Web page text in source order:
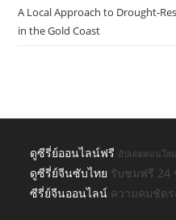
A Local Approach to Drought-
in the Gold Coast
ดูซีรี่ย์ออนไลน์ฟรี อัปเดตตอนให
ดูซีรี่ย์จีนซับไทย รับชมฟรี 24
ซีรี่ย์จีนออนไลน์ ความคมชัดร